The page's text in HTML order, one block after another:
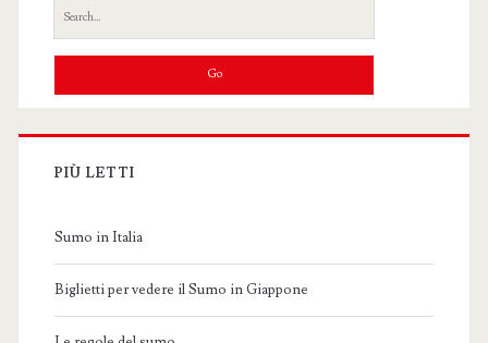
Search
for:
PIÙ LETTI
Sumo in Italia
Biglietti per vedere il Sumo in Giappone